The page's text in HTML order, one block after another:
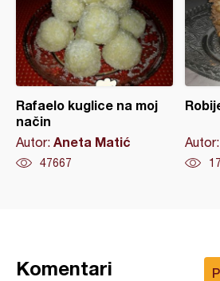
Rafaelo kuglice na moj
način
Autor: Aneta Matić
47667
Autor:
Komentari